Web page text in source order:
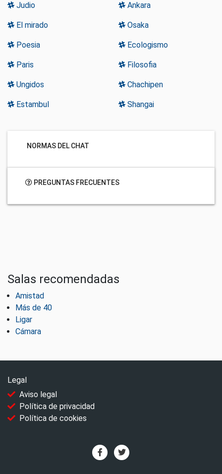
Judio Ankara
El mirado Osaka
Poesia Ecologismo
Paris Filosofia
Ungidos Chachipen
Estambul Shangai
NORMAS DEL CHAT
PREGUNTAS FRECUENTES
Salas recomendadas
Amistad
Más de 40
Ligar
Cámara
Legal
Aviso legal
Política de privacidad
Política de cookies